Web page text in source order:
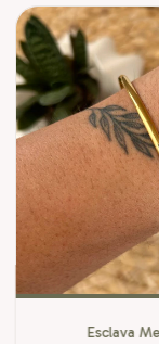
Esclava